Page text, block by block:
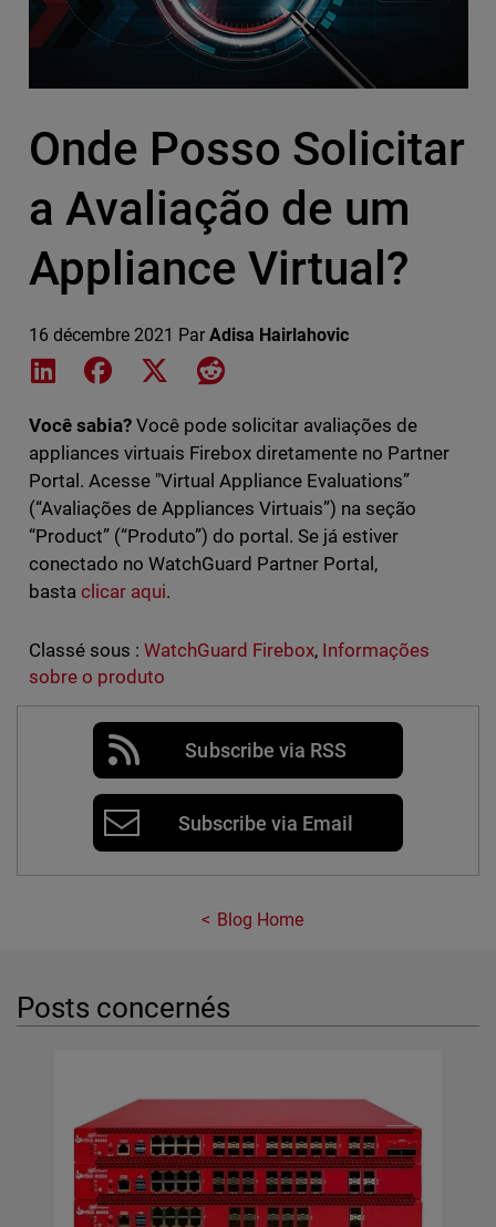
Onde Posso Solicitar
a Avaliação de um
Appliance Virtual?
16 décembre 2021 Par Adisa Hairlahovic
Share on LinkedIn
Share on Facebook
Share on XShare on Reddit
Você sabia?Você pode solicitar avaliações de
appliances virtuais Firebox diretamente no Partner
Portal. Acesse "Virtual Appliance Evaluations”
(“Avaliações de Appliances Virtuais”) na seção
“Product” (“Produto”) do portal. Se já estiver
conectado no WatchGuard Partner Portal,
basta clicar aqui.
Classé sous : WatchGuard Firebox, Informações
sobre o produto
Subscribe via RSS
Subscribe via Email
Blog Home
Posts concernés